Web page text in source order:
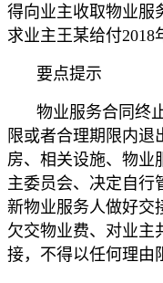
得向业主收取物业服
求业主王某给付2018
要点提示
物业服务合同终
限或者合理期限内退
房、相关设施、物业
主委员会、决定自行
新物业服务人做好交
欠交物业费、对业主
接，不得以任何理由